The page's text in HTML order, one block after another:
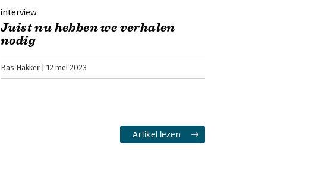
interview
Juist nu hebben we verhalen
nodig
Bas Hakker 12 mei 2023
Artikel lezen